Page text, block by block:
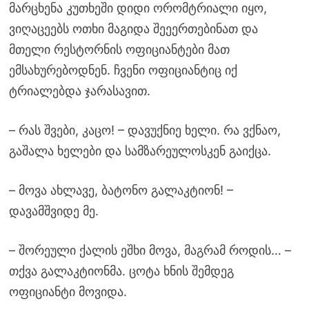
მარცხენა კუთხეში დიდი ორომტრიალი იყო,
ვიღაცეებს ოთხი მაგიდა შეეერთებინათ და
მთელი რესტორნის ოფიციანტები მათ
ემსახურებოდნენ. ჩვენი ოფიციანტიც იქ
ტრიალებდა ჯარასავით.
– რას შვები, კაცო! – დავუქნიე ხელი. რა ვქნაო,
გაშალა ხელები და სამზარეულოსკენ გაიქცა.
– მოვა ახლავე, ბატონო გალაკტიონ! –
დავამშვიდე მე.
– შორეული ქალის ეშხი მოვა, მაგრამ როდის… –
თქვა გალაკტიონმა. ცოტა ხნის შემდეგ
ოფიციანტი მოვიდა.